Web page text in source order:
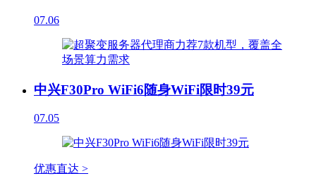
07.06
中兴F30Pro WiFi6随身WiFi限时39元
07.05
优惠直达 >